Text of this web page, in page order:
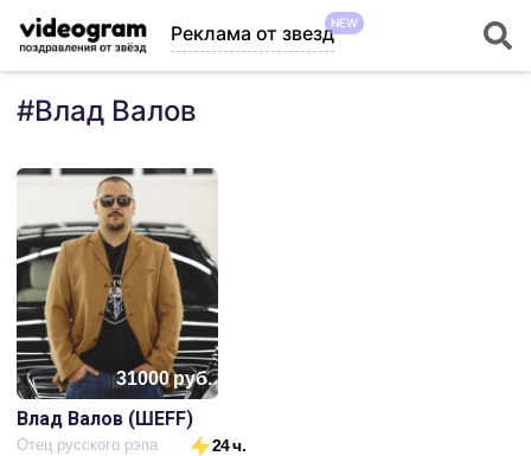
Реклама от звездNEW
#Влад Валов
31000руб.
Влад Валов (ШЕFF)
Отец русского рэпа 24 ч.